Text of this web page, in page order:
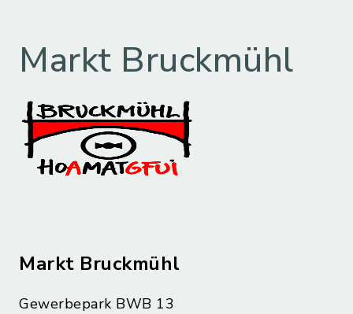
Markt Bruckmühl
Markt Bruckmühl
Gewerbepark BWB 13